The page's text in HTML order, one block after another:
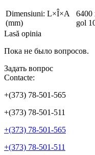
Dimensiuni: L×Î×A
(mm)
6400
gol
Lasă opinia
Пока не было вопросов.
Задать вопрос
Contacte:
+(373) 78-501-565
+(373) 78-501-511
+(373) 78-501-565
+(373) 78-501-511